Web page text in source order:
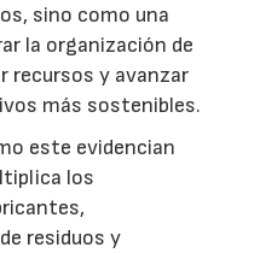
sino como una
la organización de
recursos y avanzar
más sostenibles.
este evidencian
los
residuos y